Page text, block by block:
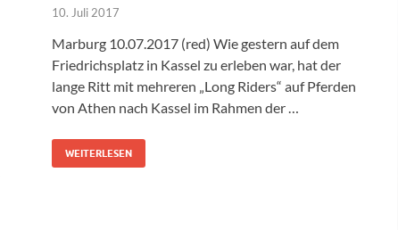
10. Juli 2017
Marburg 10.07.2017 (red) Wie gestern auf dem
Friedrichsplatz in Kassel zu erleben war, hat der
lange Ritt mit mehreren „Long Riders“ auf Pferden
von Athen nach Kassel im Rahmen der …
WEITERLESEN